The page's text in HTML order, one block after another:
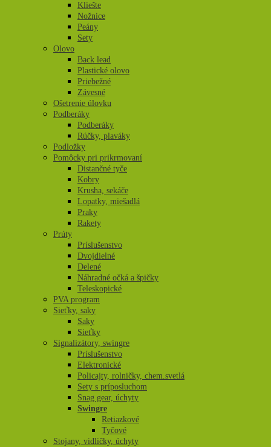
Kliešte
Nožnice
Peány
Sety
Olovo
Back lead
Plastické olovo
Priebežné
Závesné
Ošetrenie úlovku
Podberáky
Podberáky
Rúčky, plaváky
Podložky
Pomôcky pri prikrmovaní
Distančné tyče
Kobry
Krusha, sekáče
Lopatky, miešadlá
Praky
Rakety
Prúty
Príslušenstvo
Dvojdielné
Delené
Náhradné očká a špičky
Teleskopické
PVA program
Sieťky, saky
Saky
Sieťky
Signalizátory, swingre
Príslušenstvo
Elektronické
Policajty, rolničky, chem.svetlá
Sety s príposluchom
Snag gear, úchyty
Swingre
Retiazkové
Tyčové
Stojany, vidličky, úchyty